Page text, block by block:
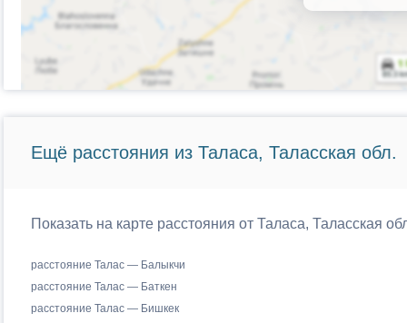
Ещё расстояния из Таласа, Таласская обл.
Показать на карте расстояния от Таласа, Таласская
расстояние Талас — Балыкчи
расстояние Талас — Баткен
расстояние Талас — Бишкек